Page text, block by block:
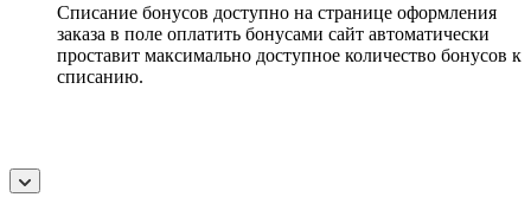
Списание бонусов доступно на странице оформления
заказа в поле оплатить бонусами сайт автоматически
проставит максимально доступное количество бонусов к
списанию.